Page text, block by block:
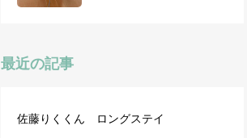
最近の記事
佐藤りくくん ロングステイ